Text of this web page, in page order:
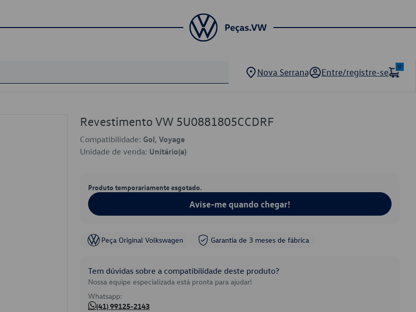
Nova Serrana Entre/registre-se
0
Revestimento VW 5U0881805CCDRF
Compatibilidade: Gol, Voyage
Unidade de venda: Unitário(a)
Produto temporariamente esgotado.
Avise-me quando chegar!
Peça Original Volkswagen Garantia de 3 meses de fábrica
Tem dúvidas sobre a compatibilidade deste produto?
Nossa equipe especializada está pronta para ajudar!
Whatsapp:
(41) 99125-2143